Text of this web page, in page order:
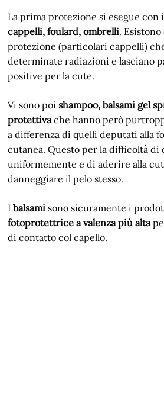
La prima protezione si esegue con
cappelli, foulard, ombrelli.
protezione (particolari cappelli)
determinate radiazioni e lasciano
positive per la cute.
Vi sono poishampoo, balsami gel
protettivache hanno però
a differenza di quelli deputati alla
cutanea. Questo per la difficoltà
uniformemente e di aderire alla
danneggiare il pelo stesso.
Ibalsami sono sicuramente i
fotoprotettrice a valenza più alta
di contatto col capello.